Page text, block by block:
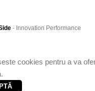
- Innovation Performance
cookies pentru a va